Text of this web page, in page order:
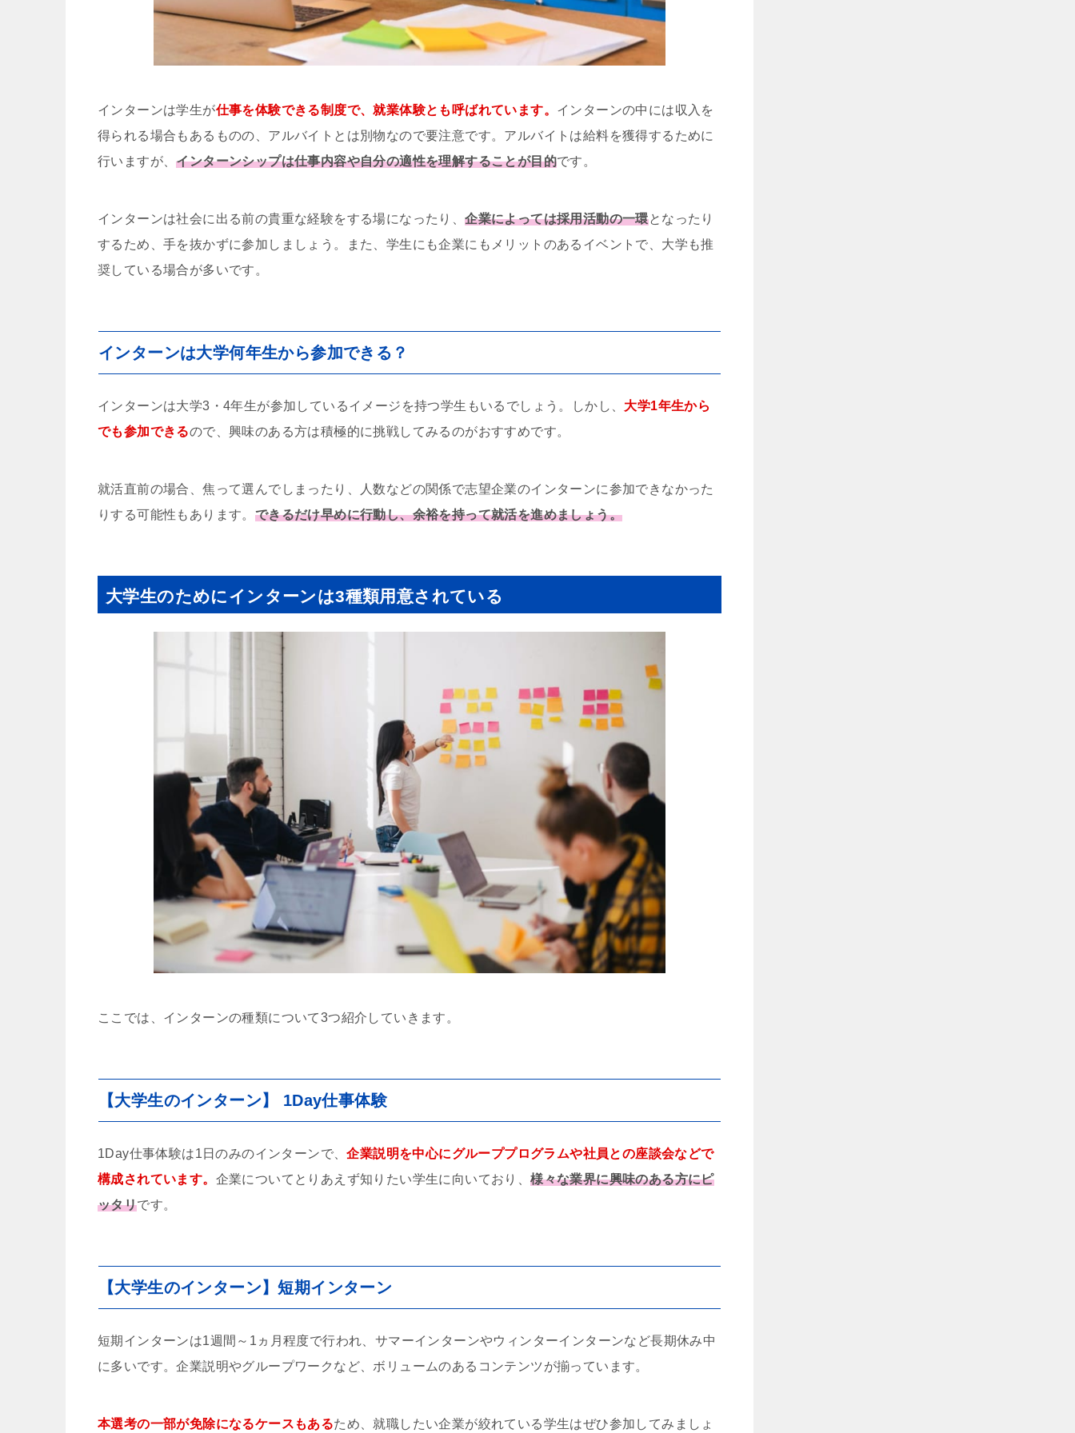
インターンは学生が仕事を体験できる制度で、就業体験とも呼ばれています。 インターンの中には収入を
得られる場合もあるものの、アルバイトとは別物なので要注意です。アルバイトは給料を獲得するために
行いますが、インターンシップは仕事内容や自分の適性を理解することが目的です。
インターンは社会に出る前の貴重な経験をする場になったり、企業によっては採用活動の一環となったり
するため、手を抜かずに参加しましょう。また、学生にも企業にもメリットのあるイベントで、大学も推
奨している場合が多いです。
インターンは大学何年生から参加できる？
インターンは大学3・4年生が参加しているイメージを持つ学生もいるでしょう。しかし、 大学1年生から
でも参加できるので、興味のある方は積極的に挑戦してみるのがおすすめです。
就活直前の場合、焦って選んでしまったり、人数などの関係で志望企業のインターンに参加できなかった
りする可能性もあります。 できるだけ早めに行動し、余裕を持って就活を進めましょう。
大学生のためにインターンは3種類用意されている
ここでは、インターンの種類について3つ紹介していきます。
【大学生のインターン】 1Day仕事体験
1Day仕事体験は1日のみのインターンで、企業説明を中心にグループプログラムや社員との座談会などで
構成されています。 企業についてとりあえず知りたい学生に向いており、様々な業界に興味のある方にピ
ッタリです。
【大学生のインターン】短期インターン
短期インターンは1週間～1ヵ月程度で行われ、サマーインターンやウィンターインターンなど長期休み中
に多いです。企業説明やグループワークなど、ボリュームのあるコンテンツが揃っています。
本選考の一部が免除になるケースもあるため、就職したい企業が絞れている学生はぜひ参加してみましょ